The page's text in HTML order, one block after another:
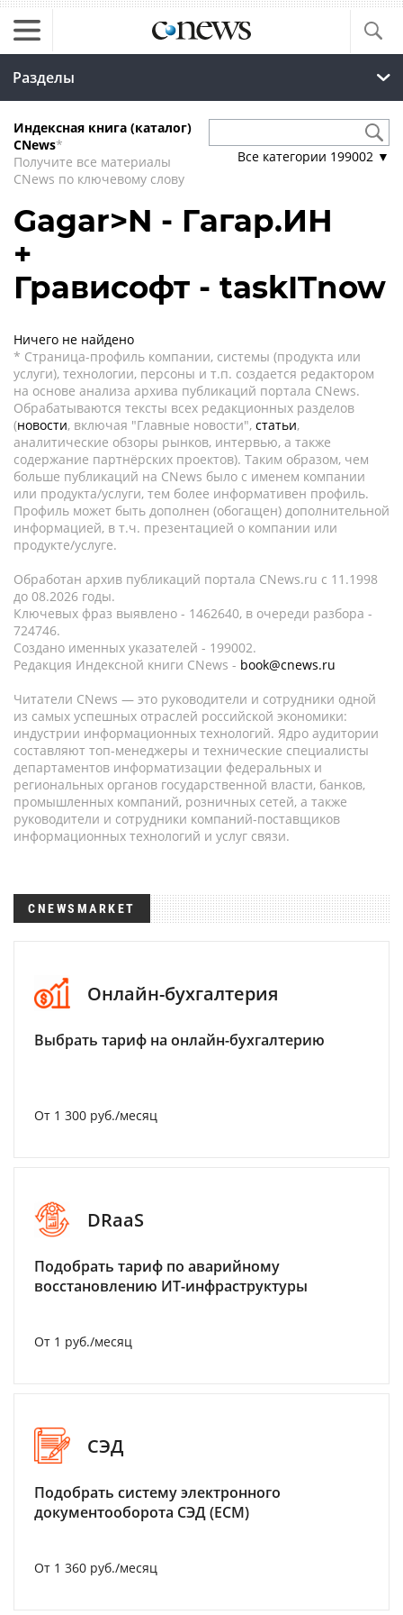
Разделы
Индексная книга (каталог)
CNews*
Получите все материалы
CNews по ключевому слову
Все категории 199002 ▼
Gagar>N - Гагар.ИН
+
Грависофт - taskITnow
Ничего не найдено
* Страница-профиль компании, системы (продукта или
услуги), технологии, персоны и т.п. создается редактором
на основе анализа архива публикаций портала CNews.
Обрабатываются тексты всех редакционных разделов
(новости, включая "Главные новости", статьи,
аналитические обзоры рынков, интервью, а также
содержание партнёрских проектов). Таким образом, чем
больше публикаций на CNews было с именем компании
или продукта/услуги, тем более информативен профиль.
Профиль может быть дополнен (обогащен) дополнительной
информацией, в т.ч. презентацией о компании или
продукте/услуге.
Обработан архив публикаций портала CNews.ru c 11.1998
до 08.2026 годы.
Ключевых фраз выявлено - 1462640, в очереди разбора -
724746.
Создано именных указателей - 199002.
Редакция Индексной книги CNews - book@cnews.ru
Читатели CNews — это руководители и сотрудники одной
из самых успешных отраслей российской экономики:
индустрии информационных технологий. Ядро аудитории
составляют топ-менеджеры и технические специалисты
департаментов информатизации федеральных и
региональных органов государственной власти, банков,
промышленных компаний, розничных сетей, а также
руководители и сотрудники компаний-поставщиков
информационных технологий и услуг связи.
CNEWSMARKET
Онлайн-бухгалтерия
Выбрать тариф на онлайн-бухгалтерию
От 1 300 руб./месяц
DRaaS
Подобрать тариф по аварийному
восстановлению ИТ-инфраструктуры
От 1 руб./месяц
СЭД
Подобрать систему электронного
документооборота СЭД (ECM)
От 1 360 руб./месяц